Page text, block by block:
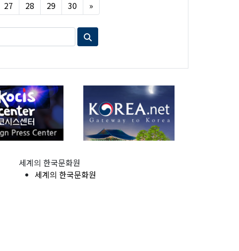
27 28 29 30 »
세계의 한국문화원
세계의 한국문화원